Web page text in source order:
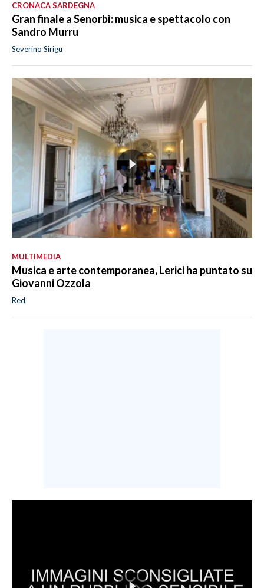
CRONACA SARDEGNA
Gran finale a Senorbì: musica e spettacolo con
Sandro Murru
Severino Sirigu
MULTIMEDIA
Musica e arte contemporanea, Lerici ha puntato su
Giovanni Ozzola
Red